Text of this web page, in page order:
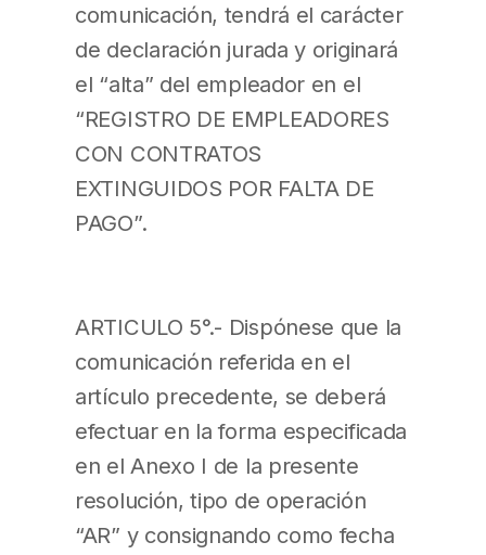
comunicación, tendrá el carácter
de declaración jurada y originará
el “alta” del empleador en el
“REGISTRO DE EMPLEADORES
CON CONTRATOS
EXTINGUIDOS POR FALTA DE
PAGO”.
ARTICULO 5°.- Dispónese que la
comunicación referida en el
artículo precedente, se deberá
efectuar en la forma especificada
en el Anexo I de la presente
resolución, tipo de operación
“AR” y consignando como fecha